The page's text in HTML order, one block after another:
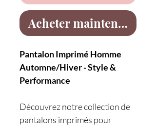
Acheter maintenant
Pantalon Imprimé Homme
Automne/Hiver - Style &
Performance
Découvrez notre collection de
pantalons imprimés pour